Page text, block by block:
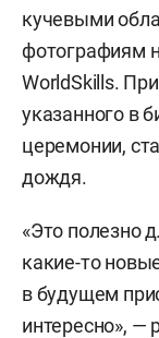
кучевыми
фотографиям
WorldSkills.
указанного в
церемонии,
дождя.
«Это полезно
какие-то
в будущем
интересно», —